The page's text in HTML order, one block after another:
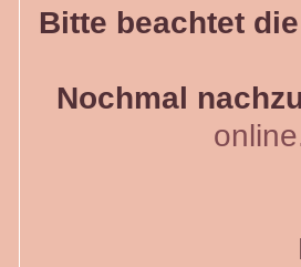
Bitte beachtet
Nochmal